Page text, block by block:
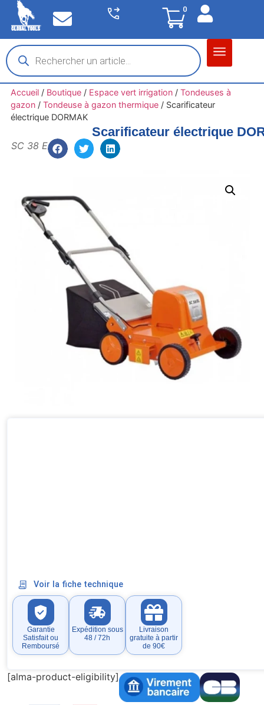
0
Accueil/ Boutique/ Espace vert irrigation/ Tondeuses à
gazon/ Tondeuse à gazon thermique/ Scarificateur
électrique DORMAK
Scarificateur électrique
SC 38 E
Voir la fiche technique
Garantie
Satisfait ou
Remboursé
Expédition sous
48 / 72h
Livraison
gratuite à partir
de 90€
[alma-product-eligibility]